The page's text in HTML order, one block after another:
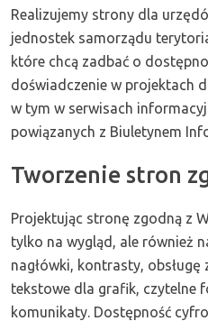
Realizujemy strony dla
jednostek samorządu
które chcą zadbać o
doświadczenie w projektach
w tym w serwisach
powiązanych z Biuletynem
Tworzenie stron
Projektując stronę zgodną z
tylko na wygląd, ale również
nagłówki, kontrasty,
tekstowe dla grafik, czytelne
komunikaty. Dostępność